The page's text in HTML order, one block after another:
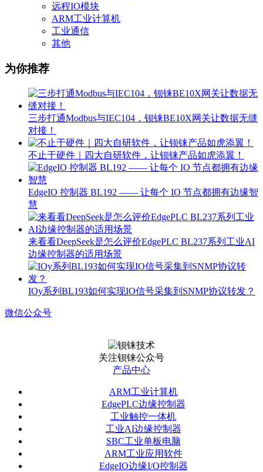
远程IO模块
ARM工业计算机
工业通信
其他
为你推荐
三步打通Modbus与IEC104，钡铼BE10X网关让数据无缝
对接！
不止于硬件｜四大自研软件，让钡铼产品如虎添翼！
EdgeIO 控制器 BL192 —— 让每个 IO 节点都拥有边缘智
慧
来看看DeepSeek是怎么评价EdgePLC BL237系列工业AI
边缘控制器的适用场景
IOy系列BL193如何实现IO信号采集到SNMP协议转发？
微信公众号
关注钡铼公众号
产品中心
ARM工业计算机
EdgePLC边缘控制器
工业触控一体机
工业AI边缘控制器
SBC工业单板电脑
ARM工业应用软件
EdgeIO边缘I/O控制器